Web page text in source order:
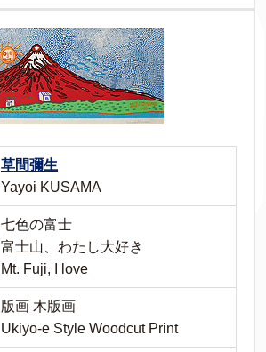
草間彌生
Yayoi KUSAMA
七色の富士
富士山、わたし大好き
Mt. Fuji, I love
版画 木版画
Ukiyo-e Style Woodcut Print